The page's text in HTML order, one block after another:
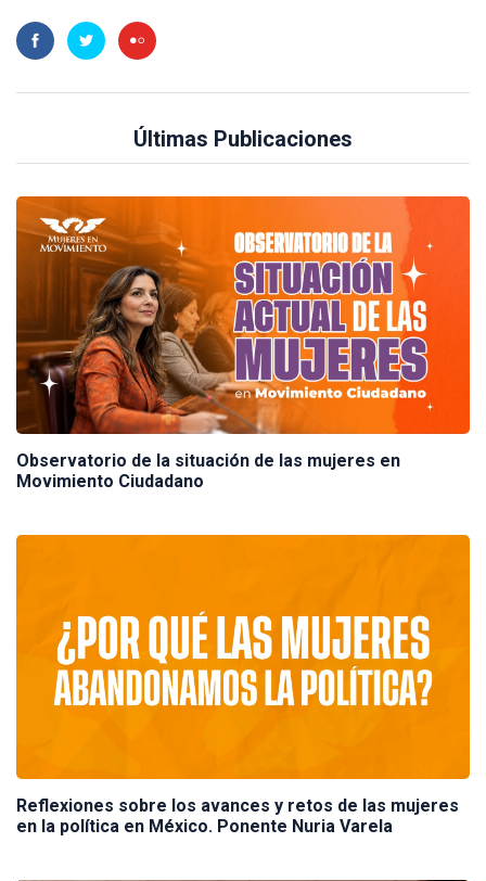
Últimas Publicaciones
Observatorio de la situación de las mujeres en
Movimiento Ciudadano
Reflexiones sobre los avances y retos de las mujeres
en la política en México. Ponente Nuria Varela